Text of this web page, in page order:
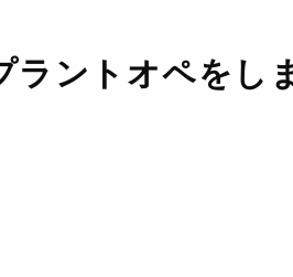
ラントオペをし